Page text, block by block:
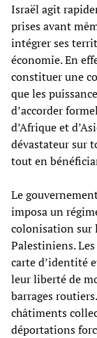
Israël agit
prises avant
intégrer ses
économie. En
constituer une
que les
d’accorder
d’Afrique et
dévastateur sur
tout en
Le
imposa un
colonisation sur
Palestiniens.
carte d’identité
leur liberté de
barrages
châtiments
déportations